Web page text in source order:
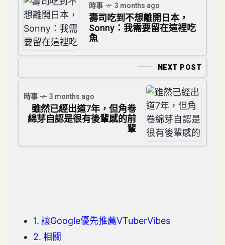
時事 3 months ago
壽司吃到不想離開日本，
Sonny：我需要留在這裡吃
魚
NEXT POST
時事 3 months ago
雖然已經出道7年，但角卷
綿芽自認是很有後輩感的前
輩
讓Google優先推薦VTuberVibes
相關